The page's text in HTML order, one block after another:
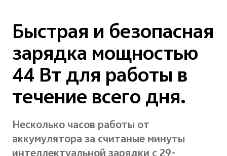
Быстрая и безопасная
зарядка мощностью
44 Вт для работы в
течение всего дня.
Несколько часов работы от
аккумулятора за считаные минуты